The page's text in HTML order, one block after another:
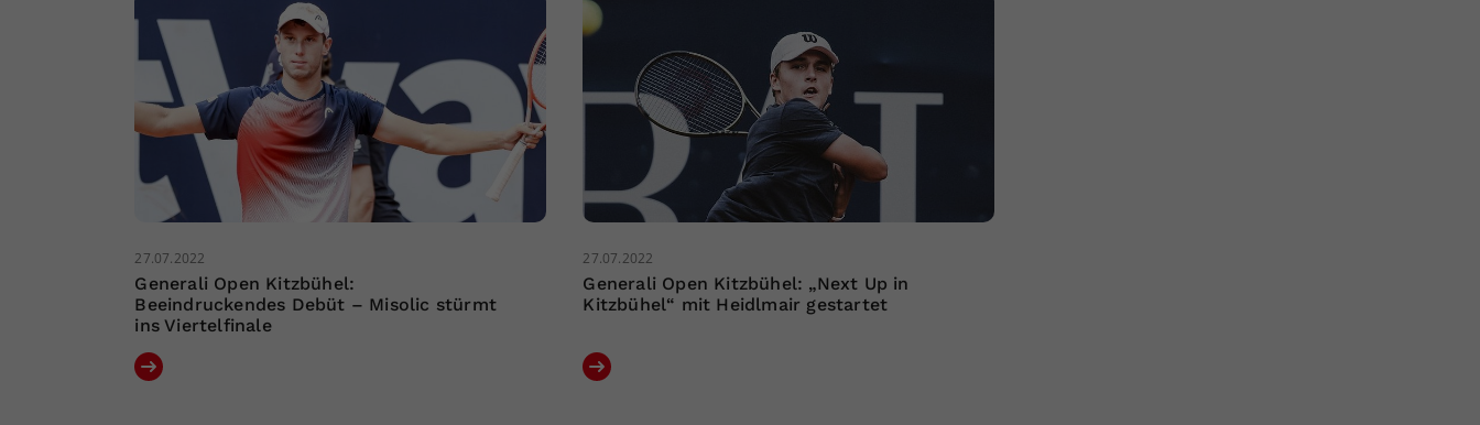
27.07.2022
Generali Open Kitzbühel:
Beeindruckendes Debüt – Misolic stürmt
ins Viertelfinale
27.07.2022
Generali Open Kitzbühel: „Next Up in
Kitzbühel“ mit Heidlmair gestartet